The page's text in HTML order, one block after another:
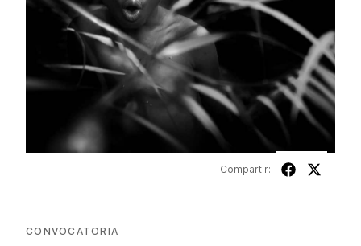
Compartir:
CONVOCATORIA